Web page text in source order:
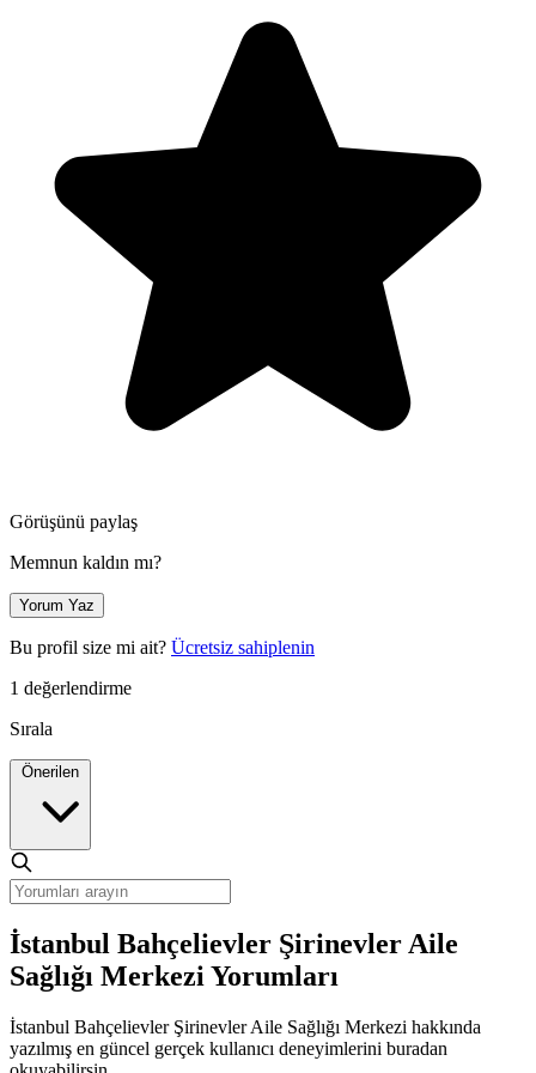
Görüşünü paylaş
Memnun kaldın mı?
Yorum Yaz
Bu profil size mi ait? Ücretsiz sahiplenin
1 değerlendirme
Sırala
İstanbul Bahçelievler Şirinevler Aile
Sağlığı Merkezi Yorumları
İstanbul Bahçelievler Şirinevler Aile Sağlığı Merkezi hakkında
yazılmış en güncel gerçek kullanıcı deneyimlerini buradan